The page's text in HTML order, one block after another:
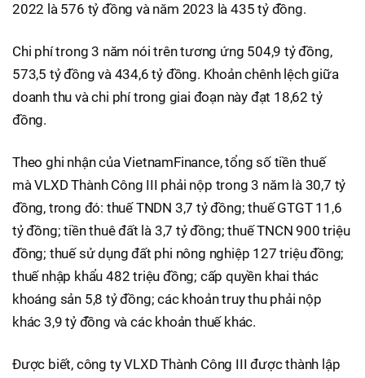
2022 là 576 tỷ đồng và năm 2023 là 435 tỷ đồng.
Chi phí trong 3 năm nói trên tương ứng 504,9 tỷ đồng,
573,5 tỷ đồng và 434,6 tỷ đồng. Khoản chênh lệch giữa
doanh thu và chi phí trong giai đoạn này đạt 18,62 tỷ
đồng.
Theo ghi nhận của VietnamFinance, tổng số tiền thuế
mà VLXD Thành Công III phải nộp trong 3 năm là 30,7 tỷ
đồng, trong đó: thuế TNDN 3,7 tỷ đồng; thuế GTGT 11,6
tỷ đồng; tiền thuê đất là 3,7 tỷ đồng; thuế TNCN 900 triệu
đồng; thuế sử dụng đất phi nông nghiệp 127 triệu đồng;
thuế nhập khẩu 482 triệu đồng; cấp quyền khai thác
khoáng sản 5,8 tỷ đồng; các khoản truy thu phải nộp
khác 3,9 tỷ đồng và các khoản thuế khác.
Được biết, công ty VLXD Thành Công III được thành lập